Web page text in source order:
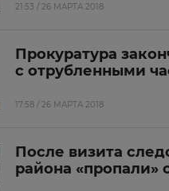
21:53 / 26 МАРТА 2018
Прокуратура
с отрубленными
17:58 / 26 МАРТА 2018
После визита
района «пропали»